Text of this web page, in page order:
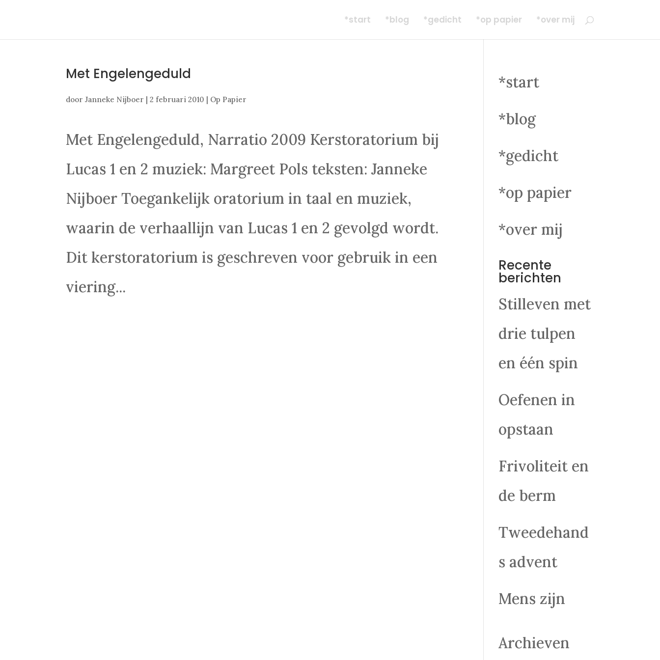
*start *blog *gedicht *op papier *over mij
Met Engelengeduld
doorJanneke Nijboer |2 februari 2010 | Op Papier
Met Engelengeduld, Narratio 2009 Kerstoratorium bij
Lucas 1 en 2 muziek: Margreet Pols teksten: Janneke
Nijboer Toegankelijk oratorium in taal en muziek,
waarin de verhaallijn van Lucas 1 en 2 gevolgd wordt.
Dit kerstoratorium is geschreven voor gebruik in een
viering...
*start
*blog
*gedicht
*op papier
*over mij
Recente
berichten
Stilleven met
drie tulpen
en één spin
Oefenen in
opstaan
Frivoliteit en
de berm
Tweedehand
s advent
Mens zijn
Archieven